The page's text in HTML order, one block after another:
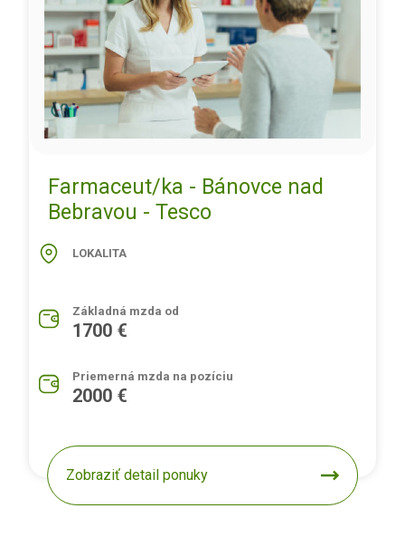
Farmaceut/ka - Bánovce nad
Bebravou - Tesco
LOKALITA
Základná mzda od
1700 €
Priemerná mzda na pozíciu
2000 €
Zobraziť detail ponuky